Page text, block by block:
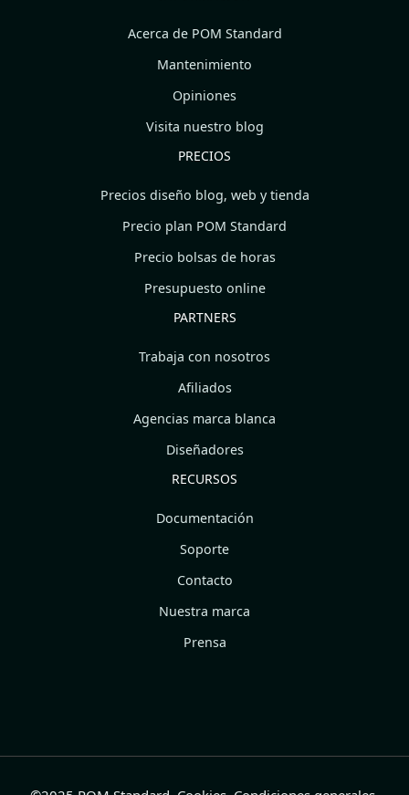
Acerca de POM Standard
Mantenimiento
Opiniones
Visita nuestro blog
PRECIOS
Precios diseño blog, web y tienda
Precio plan POM Standard
Precio bolsas de horas
Presupuesto online
PARTNERS
Trabaja con nosotros
Afiliados
Agencias marca blanca
Diseñadores
RECURSOS
Documentación
Soporte
Contacto
Nuestra marca
Prensa